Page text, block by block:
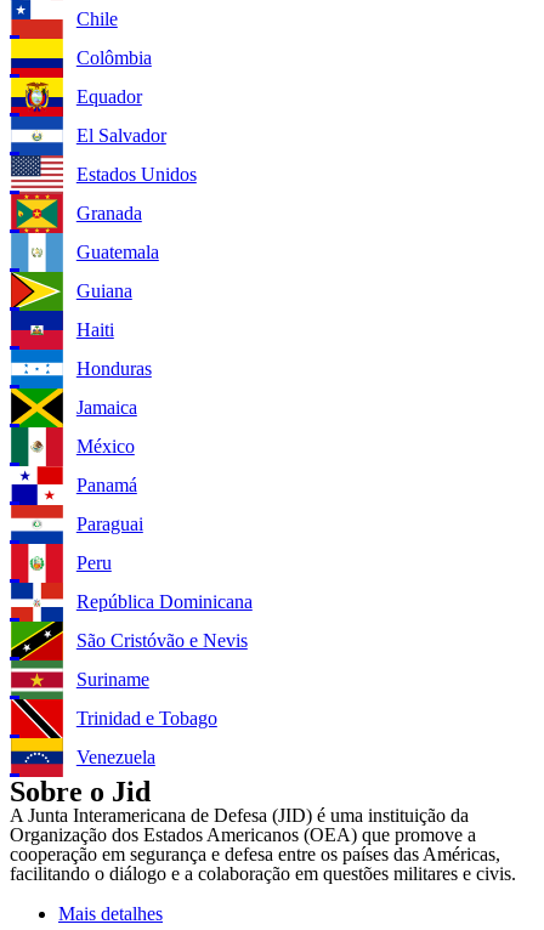
Chile
Colômbia
Equador
El Salvador
Estados Unidos
Granada
Guatemala
Guiana
Haiti
Honduras
Jamaica
México
Panamá
Paraguai
Peru
República Dominicana
São Cristóvão e Nevis
Suriname
Trinidad e Tobago
Venezuela
Sobre o Jid
A Junta Interamericana de Defesa (JID) é uma instituição da
Organização dos Estados Americanos (OEA) que promove a
cooperação em segurança e defesa entre os países das Américas,
facilitando o diálogo e a colaboração em questões militares e civis.
Mais detalhes